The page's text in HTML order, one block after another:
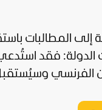
إلى المطالبات
فقد
يوم الأحد 8